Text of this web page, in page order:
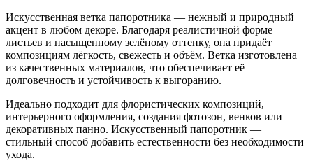
Искусственная ветка папоротника — нежный и природный
акцент в любом декоре. Благодаря реалистичной форме
листьев и насыщенному зелёному оттенку, она придаёт
композициям лёгкость, свежесть и объём. Ветка изготовлена
из качественных материалов, что обеспечивает её
долговечность и устойчивость к выгоранию.
Идеально подходит для флористических композиций,
интерьерного оформления, создания фотозон, венков или
декоративных панно. Искусственный папоротник —
стильный способ добавить естественности без необходимости
ухода.